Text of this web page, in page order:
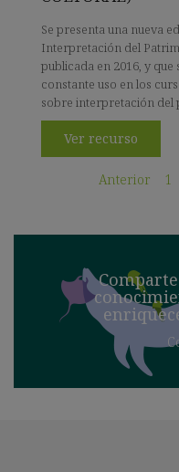
Se presenta una nueva
Interpretación del
publicada en 2016, y
constante uso en los
sobre interpretación del
Ver recurso
Anterior 1